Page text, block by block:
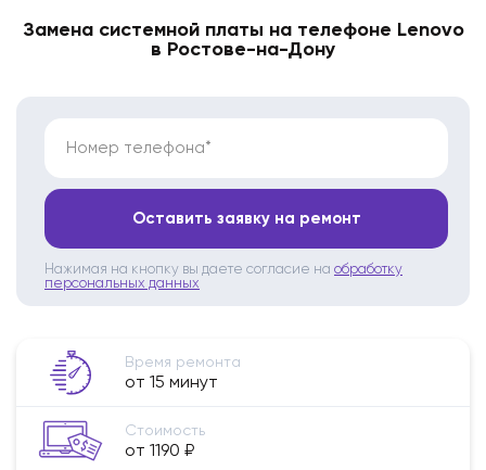
Замена системной платы на телефоне Lenovo
в Ростове-на-Дону
Номер телефона*
Оставить заявку на ремонт
Нажимая на кнопку вы даете согласие на обработку
персональных данных
Время ремонта
от 15 минут
Стоимость
от 1190 ₽